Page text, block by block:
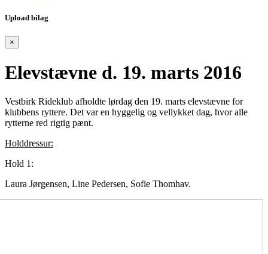
Upload bilag
×
Elevstævne d. 19. marts 2016
Vestbirk Rideklub afholdte lørdag den 19. marts elevstævne for
klubbens ryttere. Det var en hyggelig og vellykket dag, hvor alle
rytterne red rigtig pænt.
Holddressur:
Hold 1:
Laura Jørgensen, Line Pedersen, Sofie Thomhav.